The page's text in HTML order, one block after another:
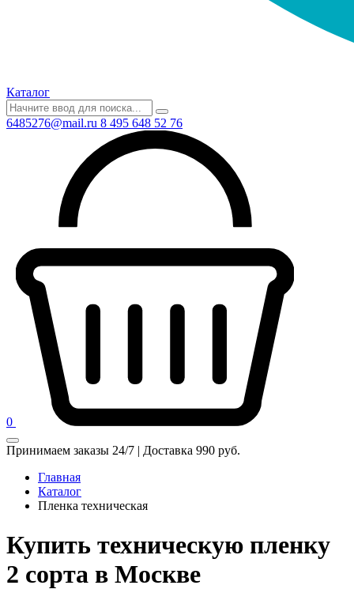
Каталог
6485276@mail.ru 8 495 648 52 76
0
Принимаем заказы 24/7 | Доставка 990 руб.
Главная
Каталог
Пленка техническая
Купить техническую пленку
2 сорта в Москве